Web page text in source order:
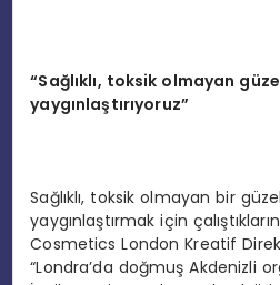
“Sağlıklı, toksik olmayan
yaygınlaştırıyoruz”
Sağlıklı, toksik olmayan bir
yaygınlaştırmak için
Cosmetics London Kreatif
“Londra’da doğmuş Akdenizli